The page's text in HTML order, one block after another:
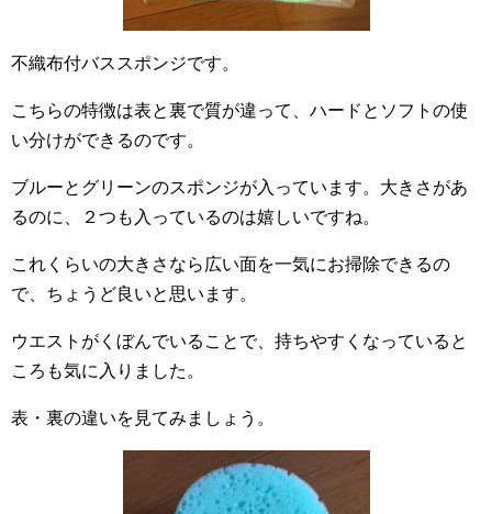
不織布付バススポンジです。
こちらの特徴は表と裏で質が違って、ハードとソフトの使
い分けができるのです。
ブルーとグリーンのスポンジが入っています。大きさがあ
るのに、２つも入っているのは嬉しいですね。
これくらいの大きさなら広い面を一気にお掃除できるの
で、ちょうど良いと思います。
ウエストがくぼんでいることで、持ちやすくなっていると
ころも気に入りました。
表・裏の違いを見てみましょう。